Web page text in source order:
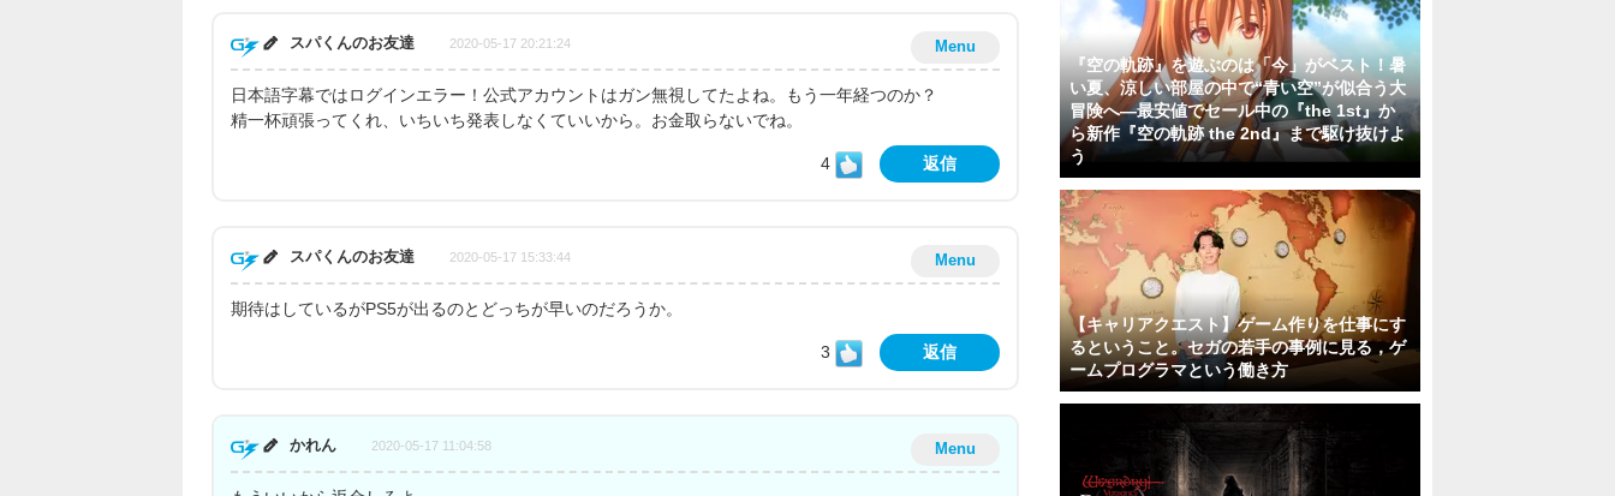
Menu
スパくんのお友達 2020-05-17 20:21:24
日本語字幕ではログインエラー！公式アカウントはガン無視してたよね。もう一年経つのか？
精一杯頑張ってくれ、いちいち発表しなくていいから。お金取らないでね。
4 返信
Menu
スパくんのお友達 2020-05-17 15:33:44
期待はしているがPS5が出るのとどっちが早いのだろうか。
3 返信
Menu
かれん 2020-05-17 11:04:58
『空の軌跡』を遊ぶのは「今」がベスト！暑
い夏、涼しい部屋の中で“青い空”が似合う大
冒険へ―最安値でセール中の『the 1st』か
ら新作『空の軌跡 the 2nd』まで駆け抜けよ
う
【キャリアクエスト】ゲーム作りを仕事にす
るということ。セガの若手の事例に見る，ゲ
ームプログラマという働き方